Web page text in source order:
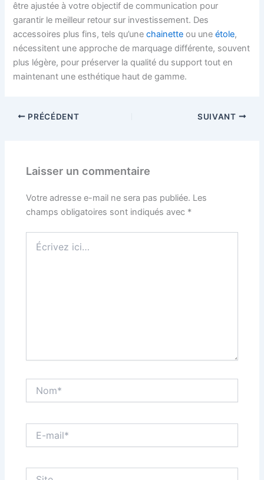
être ajustée à votre objectif de communication pour
garantir le meilleur retour sur investissement. Des
accessoires plus fins, tels qu’unechainette ou uneétole,
nécessitent une approche de marquage différente, souvent
plus légère, pour préserver la qualité du support tout en
maintenant une esthétique haut de gamme.
PRÉCÉDENT SUIVANT
Laisser un commentaire
Votre adresse e-mail ne sera pas publiée. Les
champs obligatoires sont indiqués avec *
ici…
mail*